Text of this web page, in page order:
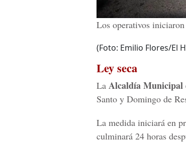
Los operativos
(Foto: Emilio Flores/El
Ley seca
La Alcaldía
Santo y Domingo de
La medida iniciará en
culminará 24 horas